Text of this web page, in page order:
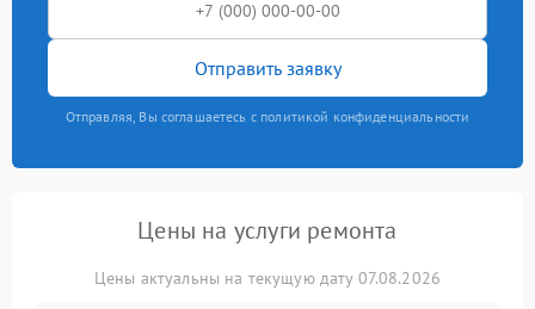
Отправить заявку
Отправляя, Вы соглашаетесь с политикой конфиденциальности
Цены на услуги ремонта
Цены актуальны на текущую дату 07.08.2026